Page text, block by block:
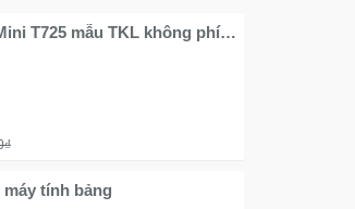
T725 mẫu TKL không phím
tính bảng